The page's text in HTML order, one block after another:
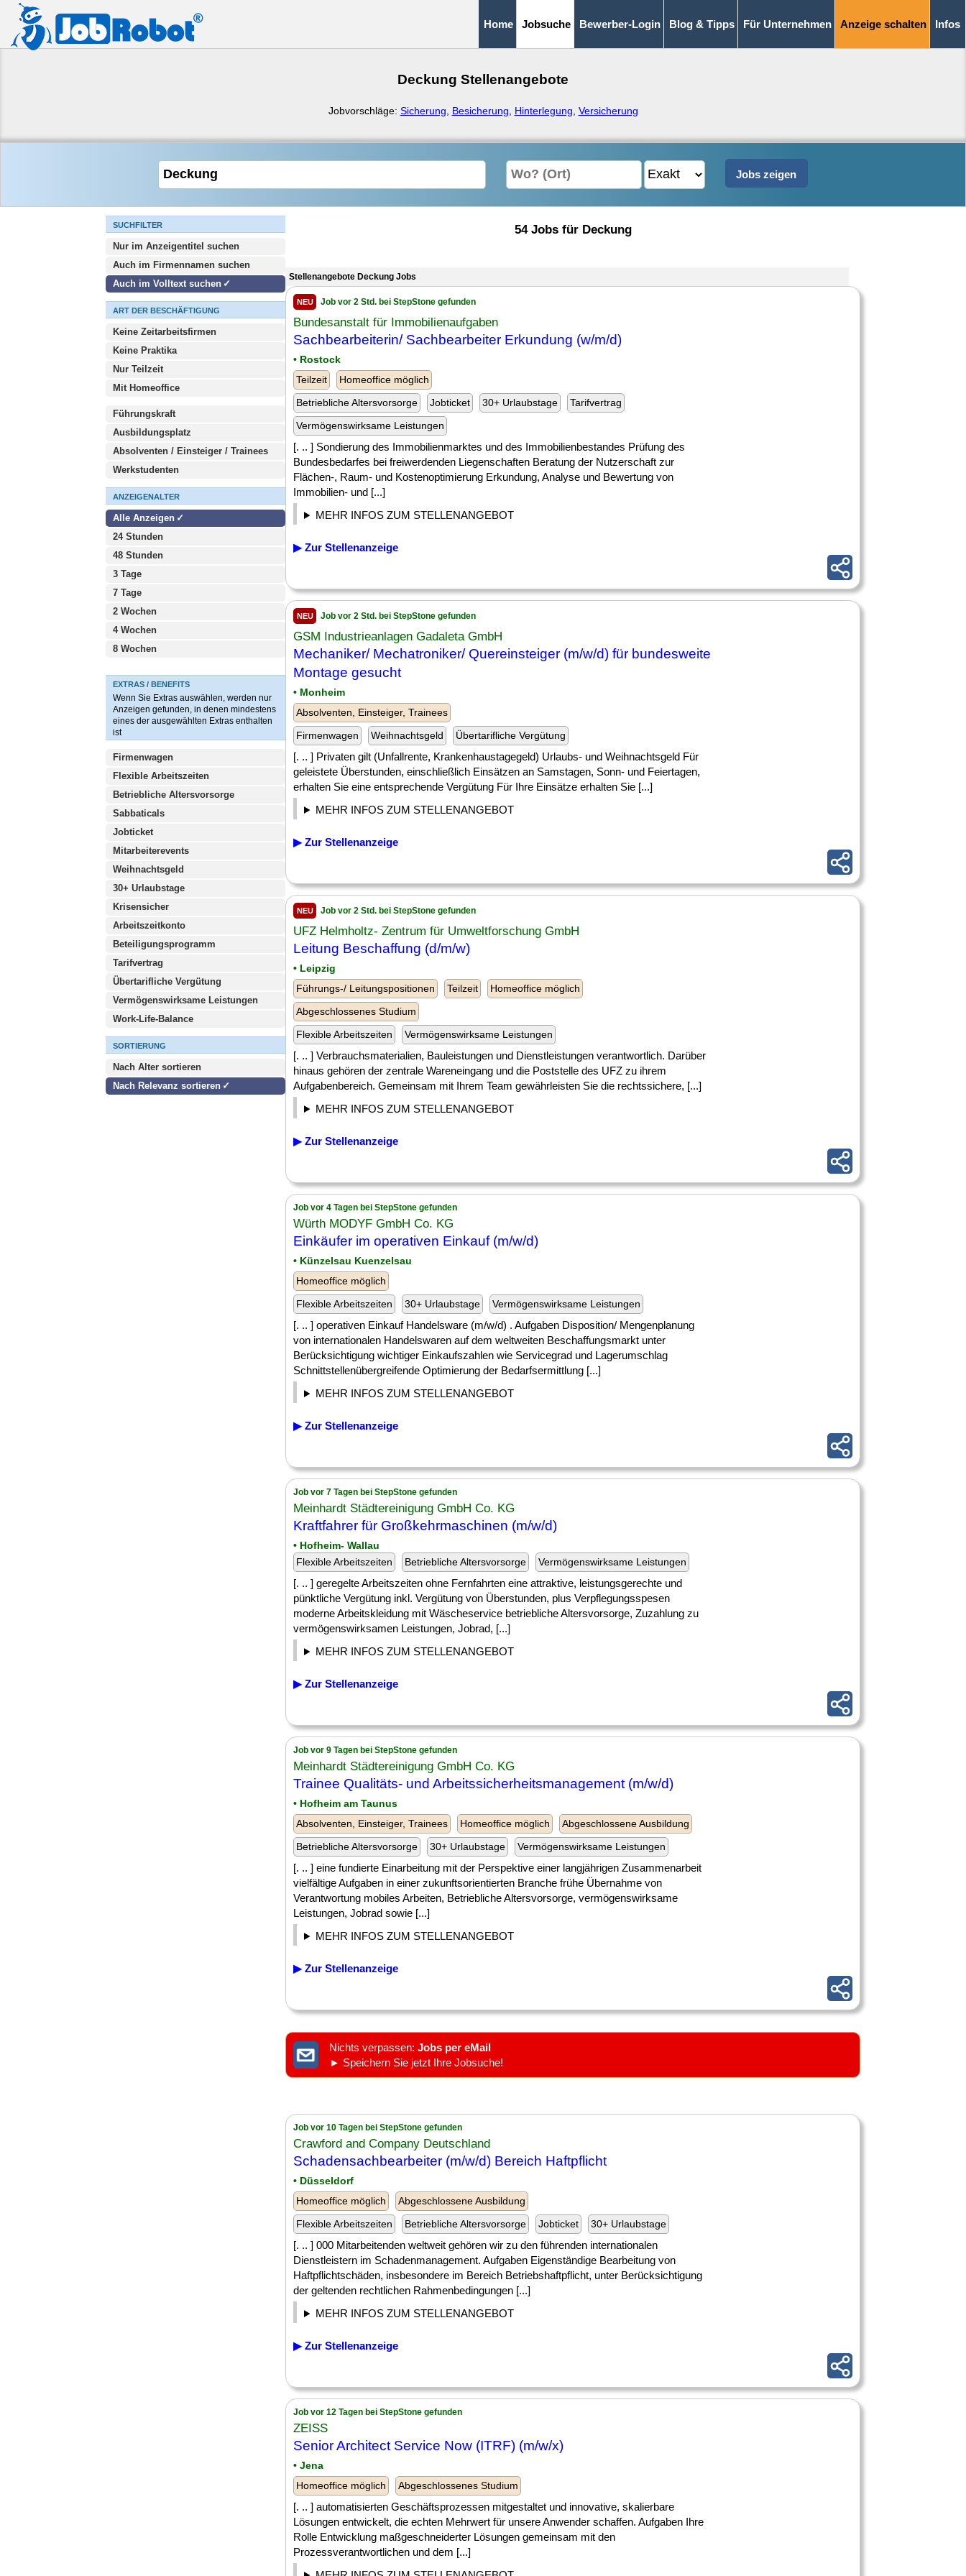
Home Jobsuche Bewerber-Login Blog & Tipps Für Unternehmen Anzeige schalten Infos
Deckung Stellenangebote
Jobvorschläge: Sicherung Besicherung Hinterlegung Versicherung
SUCHFILTER
Nur im Anzeigentitel suchen
Auch im Firmennamen suchen
Auch im Volltext suchen
ART DER BESCHÄFTIGUNG
Keine Zeitarbeitsfirmen
Keine Praktika
Nur Teilzeit
Mit Homeoffice
Führungskraft
Ausbildungsplatz
Absolventen / Einsteiger / Trainees
Werkstudenten
ANZEIGENALTER
Alle Anzeigen
24 Stunden
48 Stunden
3 Tage
7 Tage
2 Wochen
4 Wochen
8 Wochen
EXTRAS / BENEFITS
Wenn Sie Extras auswählen, werden nur
Anzeigen gefunden, in denen mindestens
eines der ausgewählten Extras enthalten
ist
Firmenwagen
Flexible Arbeitszeiten
Betriebliche Altersvorsorge
Sabbaticals
Jobticket
Mitarbeiterevents
Weihnachtsgeld
30+ Urlaubstage
Krisensicher
Arbeitszeitkonto
Beteiligungsprogramm
Tarifvertrag
Übertarifliche Vergütung
Vermögenswirksame Leistungen
Work-Life-Balance
SORTIERUNG
Nach Alter sortieren
Nach Relevanz sortieren
54 Jobs für Deckung
Stellenangebote Deckung Jobs
NEU Job vor 2 Std. bei StepStone gefunden
Bundesanstalt für Immobilienaufgaben
Sachbearbeiterin/ Sachbearbeiter Erkundung (w/m/d)
• Rostock
Teilzeit
Homeoffice möglich
Betriebliche Altersvorsorge
Jobticket 30+ Urlaubstage
Tarifvertrag
Vermögenswirksame Leistungen
[. .. ] Sondierung des Immobilienmarktes und des Immobilienbestandes Prüfung des
Bundesbedarfes bei freiwerdenden Liegenschaften Beratung der Nutzerschaft zur
Flächen-, Raum- und Kostenoptimierung Erkundung, Analyse und Bewertung von
Immobilien- und [...]
MEHR INFOS ZUM STELLENANGEBOT
▶ Zur Stellenanzeige
NEU Job vor 2 Std. bei StepStone gefunden
GSM Industrieanlagen Gadaleta GmbH
Mechaniker/ Mechatroniker/ Quereinsteiger (m/w/d) für bundesweite
Montage gesucht
• Monheim
Absolventen, Einsteiger, Trainees
Firmenwagen
Weihnachtsgeld Übertarifliche Vergütung
[. .. ] Privaten gilt (Unfallrente, Krankenhaustagegeld) Urlaubs- und Weihnachtsgeld Für
geleistete Überstunden, einschließlich Einsätzen an Samstagen, Sonn- und Feiertagen,
erhalten Sie eine entsprechende Vergütung Für Ihre Einsätze erhalten Sie [...]
MEHR INFOS ZUM STELLENANGEBOT
▶ Zur Stellenanzeige
NEU Job vor 2 Std. bei StepStone gefunden
UFZ Helmholtz- Zentrum für Umweltforschung GmbH
Leitung Beschaffung (d/m/w)
• Leipzig
Führungs-/ Leitungspositionen
Teilzeit
Homeoffice möglich
Abgeschlossenes Studium
Flexible Arbeitszeiten
Vermögenswirksame Leistungen
[. .. ] Verbrauchsmaterialien, Bauleistungen und Dienstleistungen verantwortlich. Darüber
hinaus gehören der zentrale Wareneingang und die Poststelle des UFZ zu ihrem
Aufgabenbereich. Gemeinsam mit Ihrem Team gewährleisten Sie die rechtssichere, [...]
MEHR INFOS ZUM STELLENANGEBOT
▶ Zur Stellenanzeige
Job vor 4 Tagen bei StepStone gefunden
Würth MODYF GmbH Co. KG
Einkäufer im operativen Einkauf (m/w/d)
• Künzelsau Kuenzelsau
Homeoffice möglich
Flexible Arbeitszeiten
30+ Urlaubstage Vermögenswirksame Leistungen
[. .. ] operativen Einkauf Handelsware (m/w/d) . Aufgaben Disposition/ Mengenplanung
von internationalen Handelswaren auf dem weltweiten Beschaffungsmarkt unter
Berücksichtigung wichtiger Einkaufszahlen wie Servicegrad und Lagerumschlag
Schnittstellenübergreifende Optimierung der Bedarfsermittlung [...]
MEHR INFOS ZUM STELLENANGEBOT
▶ Zur Stellenanzeige
Job vor 7 Tagen bei StepStone gefunden
Meinhardt Städtereinigung GmbH Co. KG
Kraftfahrer für Großkehrmaschinen (m/w/d)
• Hofheim- Wallau
Flexible Arbeitszeiten
Betriebliche Altersvorsorge Vermögenswirksame Leistungen
[. .. ] geregelte Arbeitszeiten ohne Fernfahrten eine attraktive, leistungsgerechte und
pünktliche Vergütung inkl. Vergütung von Überstunden, plus Verpflegungsspesen
moderne Arbeitskleidung mit Wäscheservice betriebliche Altersvorsorge, Zuzahlung zu
vermögenswirksamen Leistungen, Jobrad, [...]
MEHR INFOS ZUM STELLENANGEBOT
▶ Zur Stellenanzeige
Job vor 9 Tagen bei StepStone gefunden
Meinhardt Städtereinigung GmbH Co. KG
Trainee Qualitäts- und Arbeitssicherheitsmanagement (m/w/d)
• Hofheim am Taunus
Absolventen, Einsteiger, Trainees
Homeoffice möglich
Abgeschlossene Ausbildung
Betriebliche Altersvorsorge
30+ Urlaubstage Vermögenswirksame Leistungen
[. .. ] eine fundierte Einarbeitung mit der Perspektive einer langjährigen Zusammenarbeit
vielfältige Aufgaben in einer zukunftsorientierten Branche frühe Übernahme von
Verantwortung mobiles Arbeiten, Betriebliche Altersvorsorge, vermögenswirksame
Leistungen, Jobrad sowie [...]
MEHR INFOS ZUM STELLENANGEBOT
▶ Zur Stellenanzeige
Nichts verpassen: Jobs per eMail
► Speichern Sie jetzt Ihre Jobsuche!
Job vor 10 Tagen bei StepStone gefunden
Crawford and Company Deutschland
Schadensachbearbeiter (m/w/d) Bereich Haftpflicht
• Düsseldorf
Homeoffice möglich
Abgeschlossene Ausbildung
Flexible Arbeitszeiten
Betriebliche Altersvorsorge Jobticket 30+ Urlaubstage
[. .. ] 000 Mitarbeitenden weltweit gehören wir zu den führenden internationalen
Dienstleistern im Schadenmanagement. Aufgaben Eigenständige Bearbeitung von
Haftpflichtschäden, insbesondere im Bereich Betriebshaftpflicht, unter Berücksichtigung
der geltenden rechtlichen Rahmenbedingungen [...]
MEHR INFOS ZUM STELLENANGEBOT
▶ Zur Stellenanzeige
Job vor 12 Tagen bei StepStone gefunden
ZEISS
Senior Architect Service Now (ITRF) (m/w/x)
• Jena
Homeoffice möglich
Abgeschlossenes Studium
[. .. ] automatisierten Geschäftsprozessen mitgestaltet und innovative, skalierbare
Lösungen entwickelt, die echten Mehrwert für unsere Anwender schaffen. Aufgaben Ihre
Rolle Entwicklung maßgeschneiderter Lösungen gemeinsam mit den
Prozessverantwortlichen und dem [...]